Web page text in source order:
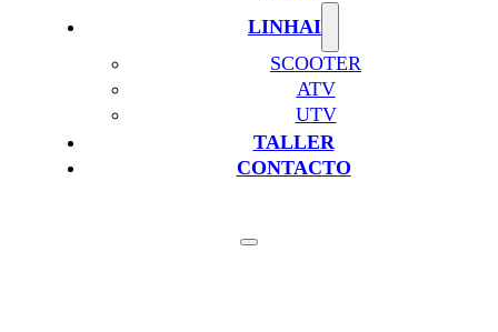
LINHAI
SCOOTER
ATV
UTV
TALLER
CONTACTO